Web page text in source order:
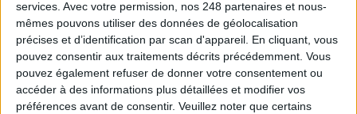
services. Avec votre permission, nos 248 partenaires et nous-
mêmes pouvons utiliser des données de géolocalisation
précises et d’identification par scan d'appareil. En cliquant, vous
pouvez consentir aux traitements décrits précédemment. Vous
pouvez également refuser de donner votre consentement ou
accéder à des informations plus détaillées et modifier vos
préférences avant de consentir. Veuillez noter que certains
Je m'inscris pour commenter les articles
ou déposer mon CV